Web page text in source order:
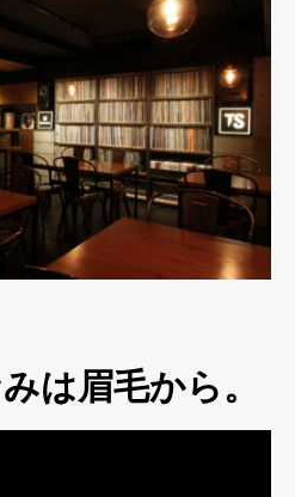
は眉毛から。